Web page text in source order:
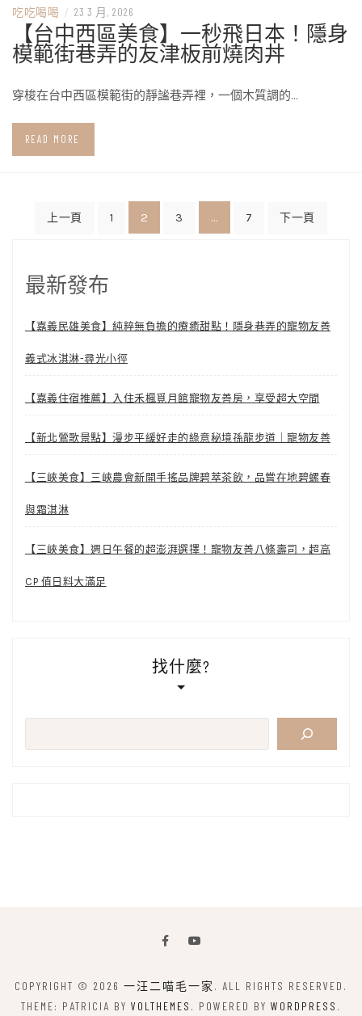
吃吃喝喝 / 23 3 月, 2026
【台中西區美食】一秒飛日本！隱身
模範街巷弄的友津板前燒肉丼
穿梭在台中西區模範街的靜謐巷弄裡，一個木質調的…
READ MORE
上一頁 1 2 3 ... 7 下一頁
最新發布
【嘉義民雄美食】純粹無負擔的療癒甜點！隱身巷弄的寵物友善
義式冰淇淋-尋光小徑
【嘉義住宿推薦】入住禾楓覓月館寵物友善房，享受超大空間
【新北鶯歌景點】漫步平緩好走的綠意秘境孫龍步道｜寵物友善
【三峽美食】三峽農會新開手搖品牌碧萃茶飲，品嘗在地碧螺春
與霜淇淋
【三峽美食】週日午餐的超澎湃選擇！寵物友善八條壽司，超高
CP 值日料大滿足
找什麼?
COPYRIGHT © 2026 一汪二喵毛一家 . ALL RIGHTS RESERVED.
THEME: PATRICIA BY VOLTHEMES . POWERED BY WORDPRESS .